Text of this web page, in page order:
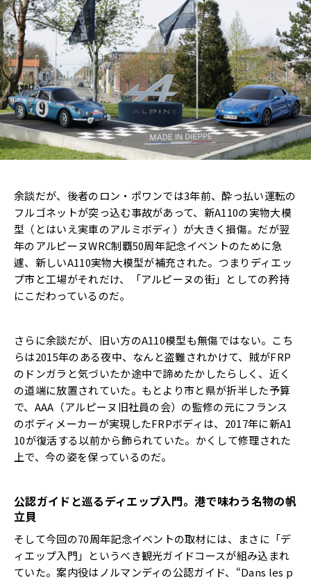
余談だが、後者のロン・ポワンでは3年前、酔っ払い運転の
フルゴネットが突っ込む事故があって、新A110の実物大模
型（とはいえ実車のアルミボディ）が大きく損傷。だが翌
年のアルピーヌWRC制覇50周年記念イベントのために急
遽、新しいA110実物大模型が補充された。つまりディエッ
プ市と工場がそれだけ、「アルピーヌの街」としての矜持
にこだわっているのだ。
さらに余談だが、旧い方のA110模型も無傷ではない。こち
らは2015年のある夜中、なんと盗難されかけて、賊がFRP
のドンガラと気づいたか途中で諦めたかしたらしく、近く
の道端に放置されていた。もとより市と県が折半した予算
で、AAA（アルピーヌ旧社員の会）の監修の元にフランス
のボディメーカーが実現したFRPボディは、2017年に新A1
10が復活する以前から飾られていた。かくして修理された
上で、今の姿を保っているのだ。
公認ガイドと巡るディエップ入門。港で味わう名物の帆
立貝
そして今回の70周年記念イベントの取材には、まさに「デ
ィエップ入門」というべき観光ガイドコースが組み込まれ
ていた。案内役はノルマンディの公認ガイド、“Dans les p